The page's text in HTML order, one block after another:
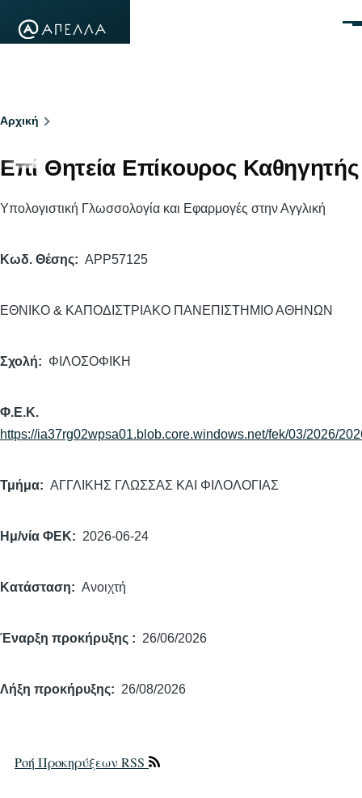
Breadcrumb
Αρχική
Επί Θητεία Επίκουρος Καθηγητής
Υπολογιστική Γλωσσολογία και Εφαρμογές στην Αγγλική
Κωδ. Θέσης APP57125
ΕΘΝΙΚΟ & ΚΑΠΟΔΙΣΤΡΙΑΚΟ ΠΑΝΕΠΙΣΤΗΜΙΟ ΑΘΗΝΩΝ
Σχολή ΦΙΛΟΣΟΦΙΚΗ
Φ.Ε.Κ.
https://ia37rg02wpsa01.blob.core.windows.net/fek/03/2026/
Τμήμα ΑΓΓΛΙΚΗΣ ΓΛΩΣΣΑΣ ΚΑΙ ΦΙΛΟΛΟΓΙΑΣ
Ημ/νία ΦΕΚ 2026-06-24
Κατάσταση Ανοιχτή
Έναρξη προκήρυξης 26/06/2026
Λήξη προκήρυξης 26/08/2026
Ροή Προκηρύξεων RSS